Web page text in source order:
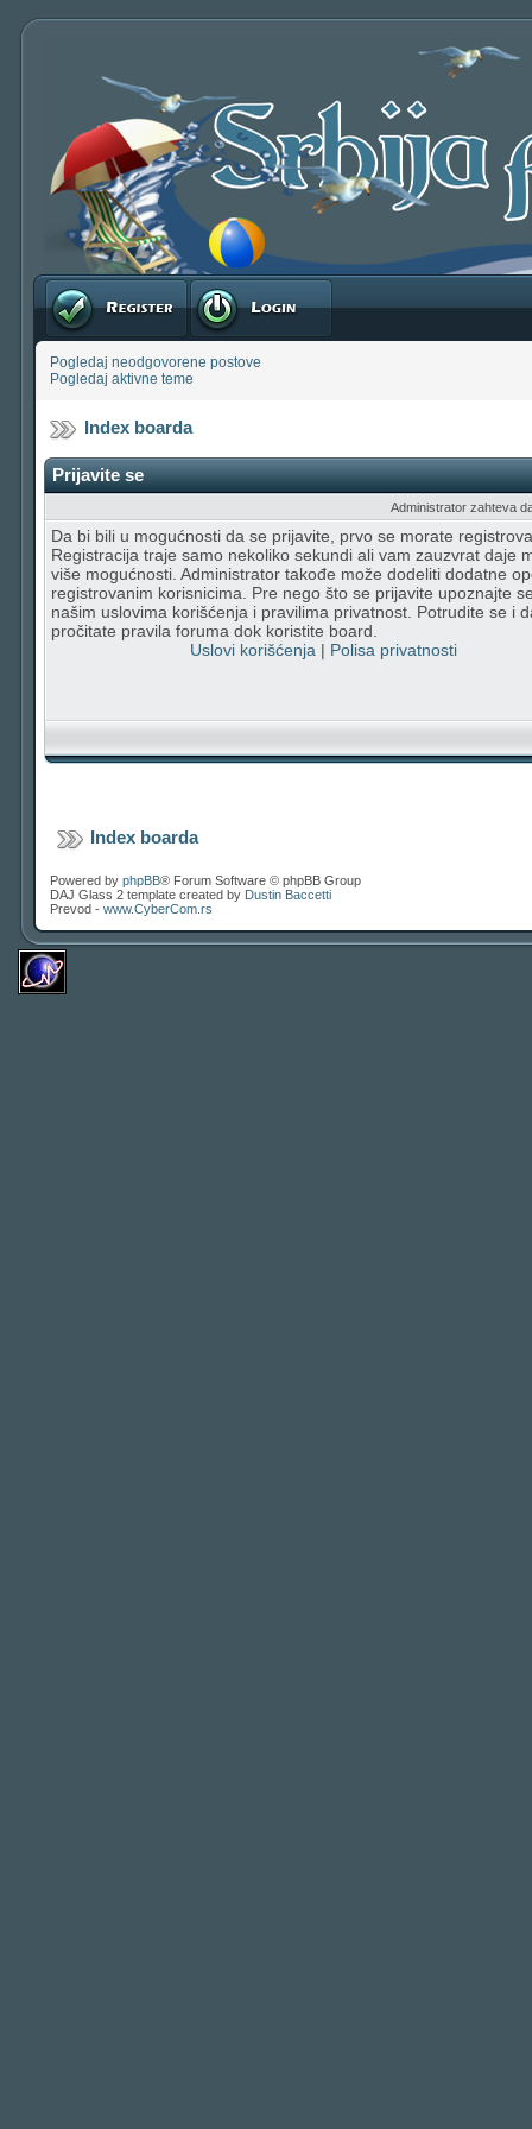
Registruj se Prijavite se
Pogledaj neodgovorene postove
Pogledaj aktivne teme
Index boarda
Prijavite se
Administrator zahteva
Da bi bili u mogućnosti da se prijavite, prvo se morate
Registracija traje samo nekoliko sekundi ali vam zauzvrat daje
više mogućnosti. Administrator takođe može dodeliti dodatne
registrovanim korisnicima. Pre nego što se prijavite upoznajte
našim uslovima korišćenja i pravilima privatnost. Potrudite se i
pročitate pravila foruma dok koristite board.
Uslovi korišćenja | Polisa privatnosti
Index boarda
Powered by phpBB® Forum Software © phpBB Group
DAJ Glass 2 template created by Dustin Baccetti
Prevod - www.CyberCom.rs